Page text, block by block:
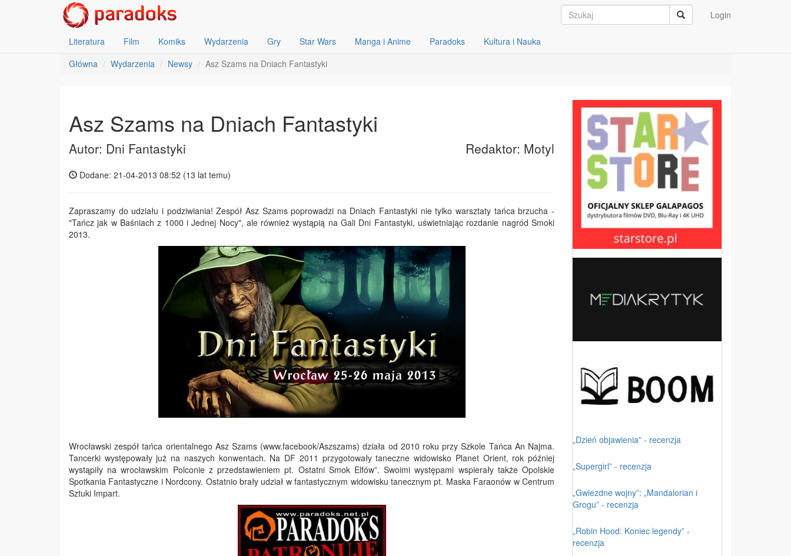
Login
Literatura Film Komiks Wydarzenia Gry Star Wars Manga i Anime Paradoks
Kultura i Nauka
Główna
Wydarzenia Newsy Asz Szams na Dniach Fantastyki
Asz Szams na Dniach Fantastyki
Autor: Dni Fantastyki Redaktor: Motyl
Dodane: 21-04-2013 08:52 (13 lat temu)
Zapraszamy do udziału i podziwiania! Zespół Asz Szams poprowadzi na Dniach Fantastyki nie tylko warsztaty tańca brzucha -
"Tańcz jak w Baśniach z 1000 i Jednej Nocy", ale również wystąpią na Gali Dni Fantastyki, uświetniając rozdanie nagród Smoki
2013.
Wrocławski zespół tańca orientalnego Asz Szams (www.facebook/Aszszams) działa od 2010 roku przy Szkole Tańca An Najma.
Tancerki występowały już na naszych konwentach. Na DF 2011 przygotowały taneczne widowisko Planet Orient, rok później
wystąpiły na wrocławskim Polconie z przedstawieniem pt. Ostatni Smok Elfów”. Swoimi występami wspierały także Opolskie
Spotkania Fantastyczne i Nordcony. Ostatnio brały udział w fantastycznym widowisku tanecznym pt. Maska Faraonów w Centrum
Sztuki Impart.
„Dzień objawienia” - recenzja
„Supergirl” - recenzja
„Gwiezdne wojny”: „Mandalorian i
Grogu” - recenzja
„Robin Hood: Koniec legendy” -
recenzja